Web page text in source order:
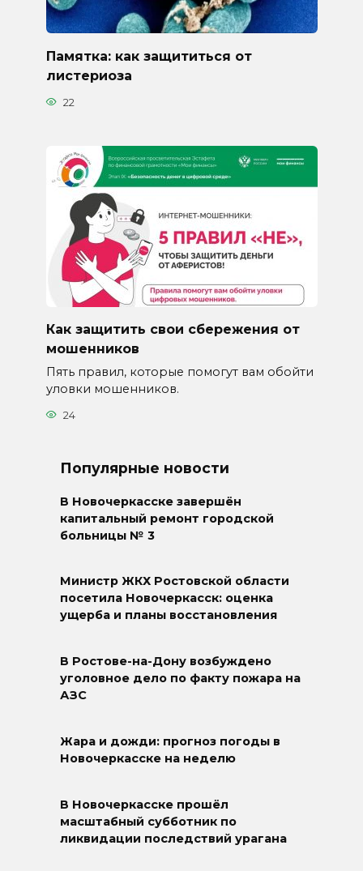
Памятка: как защититься от
листериоза
22
Как защитить свои сбережения от
мошенников
Пять правил, которые помогут вам обойти
уловки мошенников.
24
Популярные новости
В Новочеркасске завершён
капитальный ремонт городской
больницы № 3
Министр ЖКХ Ростовской области
посетила Новочеркасск: оценка
ущерба и планы восстановления
В Ростове-на-Дону возбуждено
уголовное дело по факту пожара на
АЗС
Жара и дожди: прогноз погоды в
Новочеркасске на неделю
В Новочеркасске прошёл
масштабный субботник по
ликвидации последствий урагана